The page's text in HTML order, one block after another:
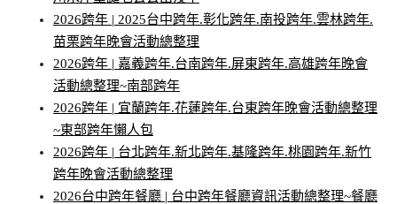
2026跨年 | 2025台中跨年.彰化跨年.南投跨年.雲林跨年.
苗栗跨年晚會活動總整理
2026跨年 | 嘉義跨年.台南跨年.屏東跨年.高雄跨年晚會
活動總整理~南部跨年
2026跨年 | 宜蘭跨年.花蓮跨年.台東跨年晚會活動總整理
~東部跨年懶人包
2026跨年 | 台北跨年.新北跨年.基隆跨年.桃園跨年.新竹
跨年晚會活動總整理
2026台中跨年餐廳 | 台中跨年餐廳資訊活動總整理~餐廳